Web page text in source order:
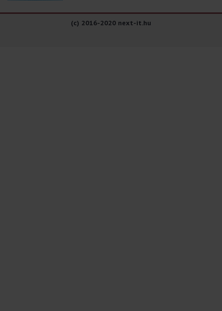
(c) 2016-2020 next-it.hu